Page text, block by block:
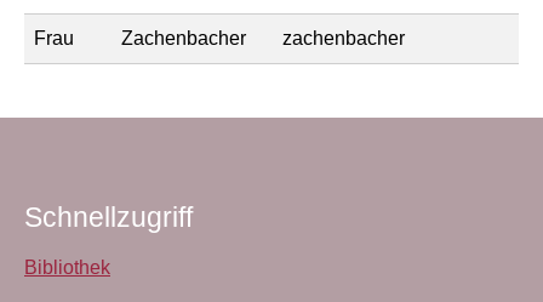
Frau Zachenbacher zachenbacher
Schnellzugriff
Bibliothek